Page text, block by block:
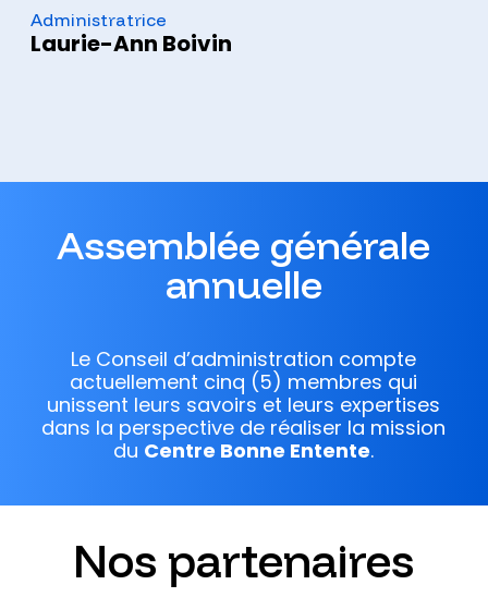
Administratrice
Laurie-Ann Boivin
Assemblée générale
annuelle
Le Conseil d’administration compte
actuellement cinq (5) membres qui
unissent leurs savoirs et leurs expertises
dans la perspective de réaliser la mission
du Centre Bonne Entente.
Nos partenaires